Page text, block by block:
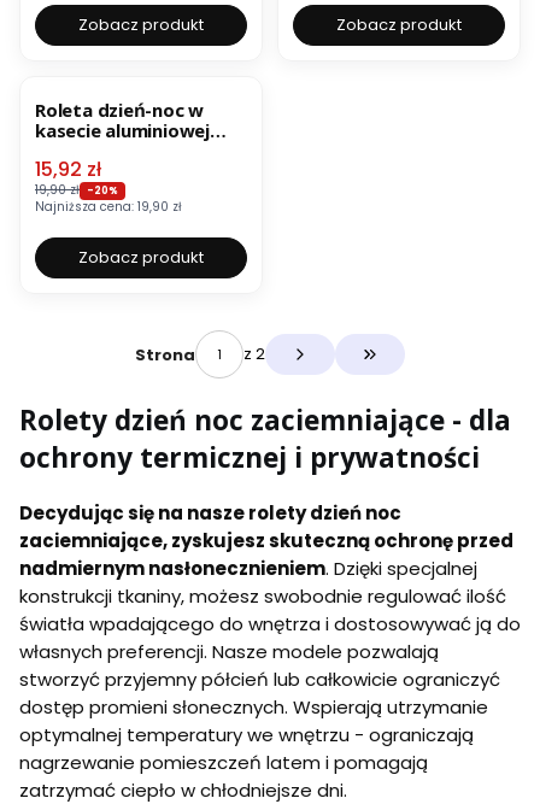
Zobacz produkt Zobacz produkt
Roleta dzień-noc w
kasecie aluminiowej
beżowo-szara
Cena promocyjna
15,92 zł
19,90 zł -20%
Najniższa cena: 19,90 zł
Zobacz produkt
Strona z 2 Przejdź do ostatniej
Rolety dzień noc zaciemniające - dla
ochrony termicznej i prywatności
Decydując się na nasze rolety dzień noc
zaciemniające, zyskujesz skuteczną ochronę przed
nadmiernym nasłonecznieniem. Dzięki specjalnej
konstrukcji tkaniny, możesz swobodnie regulować ilość
światła wpadającego do wnętrza i dostosowywać ją do
własnych preferencji. Nasze modele pozwalają
stworzyć przyjemny półcień lub całkowicie ograniczyć
dostęp promieni słonecznych. Wspierają utrzymanie
optymalnej temperatury we wnętrzu - ograniczają
nagrzewanie pomieszczeń latem i pomagają
zatrzymać ciepło w chłodniejsze dni.